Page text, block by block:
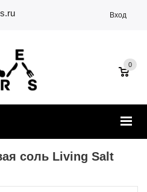
Вход
0
соль Living Salt